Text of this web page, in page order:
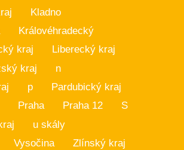
Kladno
Královéhradecký
kraj
Liberecký kraj
kraj
n
p
Pardubický kraj
Praha Praha 12
S
u skály
Vysočina Zlínský kraj